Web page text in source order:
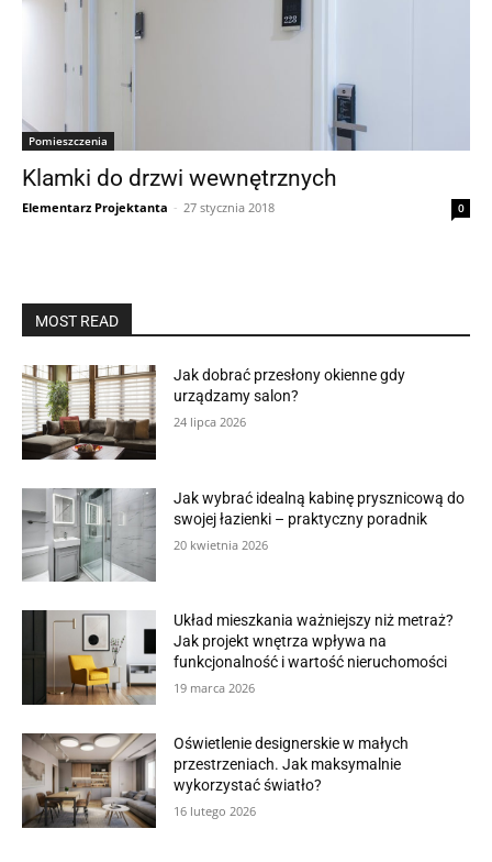
Pomieszczenia
Klamki do drzwi wewnętrznych
Elementarz Projektanta - 27 stycznia 2018 0
MOST READ
Jak dobrać przesłony okienne gdy
urządzamy salon?
24 lipca 2026
Jak wybrać idealną kabinę prysznicową do
swojej łazienki – praktyczny poradnik
20 kwietnia 2026
Układ mieszkania ważniejszy niż metraż?
Jak projekt wnętrza wpływa na
funkcjonalność i wartość nieruchomości
19 marca 2026
Oświetlenie designerskie w małych
przestrzeniach. Jak maksymalnie
wykorzystać światło?
16 lutego 2026